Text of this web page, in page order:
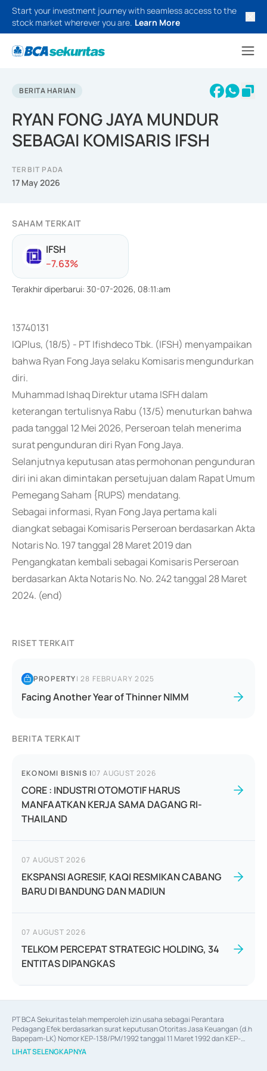
Start your investment journey with seamless access to the
stock market wherever you are. Learn More
BERITA HARIAN
RYAN FONG JAYA MUNDUR
SEBAGAI KOMISARIS IFSH
TERBIT PADA
17 May 2026
SAHAM TERKAIT
IFSH
--7.63%
Terakhir diperbarui: 30-07-2026, 08:11:am
13740131
IQPlus, (18/5) - PT Ifishdeco Tbk. (IFSH) menyampaikan
bahwa Ryan Fong Jaya selaku Komisaris mengundurkan
diri.
Muhammad Ishaq Direktur utama ISFH dalam
keterangan tertulisnya Rabu (13/5) menuturkan bahwa
pada tanggal 12 Mei 2026, Perseroan telah menerima
surat pengunduran diri Ryan Fong Jaya.
Selanjutnya keputusan atas permohonan pengunduran
diri ini akan dimintakan persetujuan dalam Rapat Umum
Pemegang Saham {RUPS) mendatang.
Sebagai informasi, Ryan Fong Jaya pertama kali
diangkat sebagai Komisaris Perseroan berdasarkan Akta
Notaris No. 197 tanggal 28 Maret 2019 dan
Pengangkatan kembali sebagai Komisaris Perseroan
berdasarkan Akta Notaris No. No. 242 tanggal 28 Maret
2024. (end)
RISET TERKAIT
PROPERTY|28 FEBRUARY 2025
Facing Another Year of Thinner NIMM
BERITA TERKAIT
EKONOMI BISNIS |07 AUGUST 2026
CORE : INDUSTRI OTOMOTIF HARUS
MANFAATKAN KERJA SAMA DAGANG RI-
THAILAND
07 AUGUST 2026
EKSPANSI AGRESIF, KAQI RESMIKAN CABANG
BARU DI BANDUNG DAN MADIUN
07 AUGUST 2026
TELKOM PERCEPAT STRATEGIC HOLDING, 34
ENTITAS DIPANGKAS
PT BCA Sekuritas telah memperoleh izin usaha sebagai Perantara
Pedagang Efek berdasarkan surat keputusan Otoritas Jasa Keuangan (d.h
Bapepam-LK) Nomor KEP-138/PM/1992 tanggal 11 Maret 1992 dan KEP-
06/D.04/2014 tanggal 28 Februari 2014, izin usaha sebagai Penjamin Emisi
Efek berdasarkan surat keputusan Otoritas Jasa Keuangan Nomor KEP-
LIHAT SELENGKAPNYA